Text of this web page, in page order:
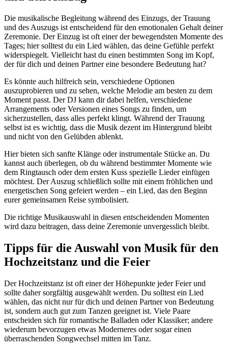
Die musikalische Begleitung während des Einzugs, der Trauung
und des Auszugs ist entscheidend für den emotionalen Gehalt deiner
Zeremonie. Der Einzug ist oft einer der bewegendsten Momente des
Tages; hier solltest du ein Lied wählen, das deine Gefühle perfekt
widerspiegelt. Vielleicht hast du einen bestimmten Song im Kopf,
der für dich und deinen Partner eine besondere Bedeutung hat?
Es könnte auch hilfreich sein, verschiedene Optionen
auszuprobieren und zu sehen, welche Melodie am besten zu dem
Moment passt. Der DJ kann dir dabei helfen, verschiedene
Arrangements oder Versionen eines Songs zu finden, um
sicherzustellen, dass alles perfekt klingt. Während der Trauung
selbst ist es wichtig, dass die Musik dezent im Hintergrund bleibt
und nicht von den Gelübden ablenkt.
Hier bieten sich sanfte Klänge oder instrumentale Stücke an. Du
kannst auch überlegen, ob du während bestimmter Momente wie
dem Ringtausch oder dem ersten Kuss spezielle Lieder einfügen
möchtest. Der Auszug schließlich sollte mit einem fröhlichen und
energetischen Song gefeiert werden – ein Lied, das den Beginn
eurer gemeinsamen Reise symbolisiert.
Die richtige Musikauswahl in diesen entscheidenden Momenten
wird dazu beitragen, dass deine Zeremonie unvergesslich bleibt.
Tipps für die Auswahl von Musik für den
Hochzeitstanz und die Feier
Der Hochzeitstanz ist oft einer der Höhepunkte jeder Feier und
sollte daher sorgfältig ausgewählt werden. Du solltest ein Lied
wählen, das nicht nur für dich und deinen Partner von Bedeutung
ist, sondern auch gut zum Tanzen geeignet ist. Viele Paare
entscheiden sich für romantische Balladen oder Klassiker; andere
wiederum bevorzugen etwas Moderneres oder sogar einen
überraschenden Songwechsel mitten im Tanz.